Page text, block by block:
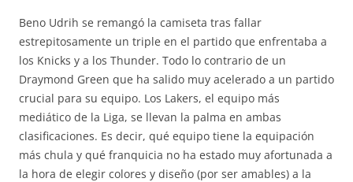
Beno Udrih se remangó la camiseta tras fallar
estrepitosamente un triple en el partido que enfrentaba a
los Knicks y a los Thunder. Todo lo contrario de un
Draymond Green que ha salido muy acelerado a un partido
crucial para su equipo. Los Lakers, el equipo más
mediático de la Liga, se llevan la palma en ambas
clasificaciones. Es decir, qué equipo tiene la equipación
más chula y qué franquicia no ha estado muy afortunada a
la hora de elegir colores y diseño (por ser amables) a la